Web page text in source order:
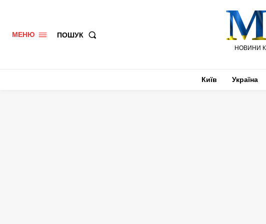
МЕНЮ ПОШУК
НОВИНИ
Київ Україна